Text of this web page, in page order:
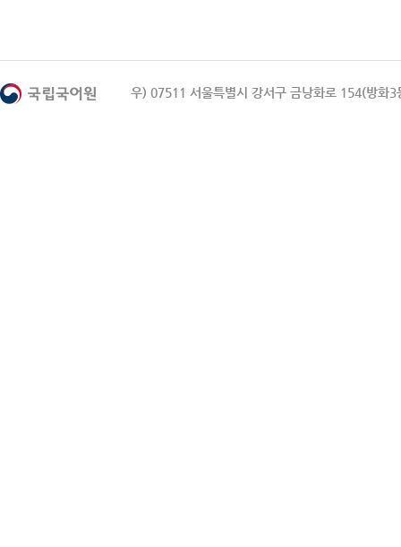
우) 07511 서울특별시 강서구 금낭화로 154(방화3